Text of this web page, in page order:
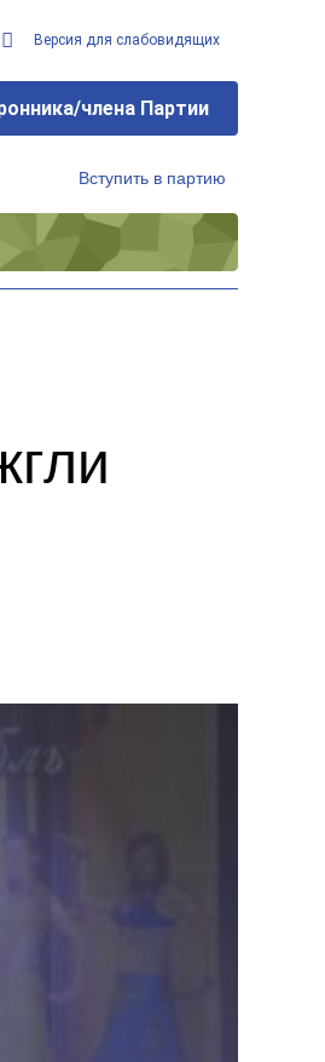
Версия для слабовидящих
члена Партии
Вступить в партию